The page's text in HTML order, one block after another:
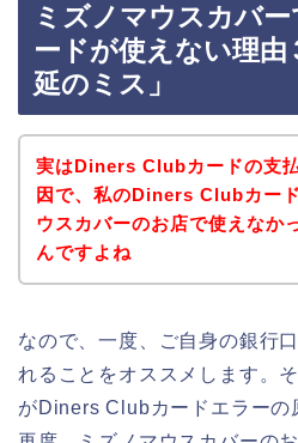
ミズノマウスカバ
ードが使えない理由
延のミス」
実はDiners Clubカードの支
因で、私のDiners Clubカー
ウスカバーのお店で使えなか
んですよね
なので、一度、ご自身の銀行
れることをオススメします。
がDiners Clubカードエラーの